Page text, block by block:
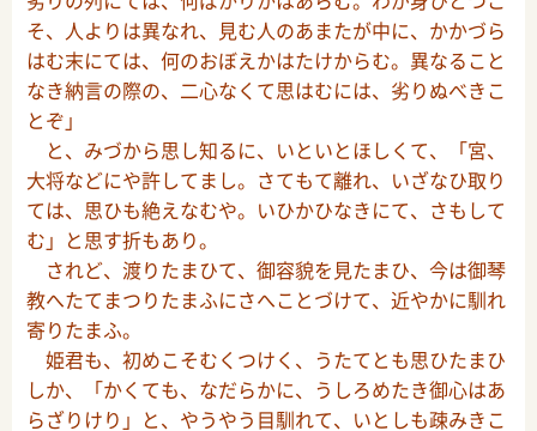
そ、人よりは異なれ、見む人のあまたが中に、かかづら
はむ末にては、何のおぼえかはたけからむ。異なること
なき納言の際の、二心なくて思はむには、劣りぬべきこ
とぞ」
と、みづから思し知るに、いといとほしくて、「宮、
大将などにや許してまし。さてもて離れ、いざなひ取り
ては、思ひも絶えなむや。いひかひなきにて、さもして
む」と思す折もあり。
されど、渡りたまひて、御容貌を見たまひ、今は御琴
教へたてまつりたまふにさへことづけて、近やかに馴れ
寄りたまふ。
姫君も、初めこそむくつけく、うたてとも思ひたまひ
しか、「かくても、なだらかに、うしろめたき御心はあ
らざりけり」と、やうやう目馴れて、いとしも疎みきこ